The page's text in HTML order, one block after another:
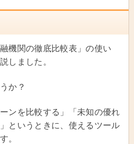
機関の徹底比較表」の使い
しました。
か？
ンを比較する」「未知の優れ
というときに、使えるツール
。